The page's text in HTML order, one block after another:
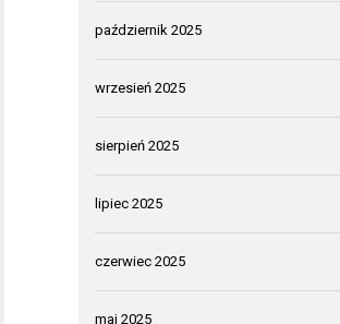
październik 2025
wrzesień 2025
sierpień 2025
lipiec 2025
czerwiec 2025
maj 2025